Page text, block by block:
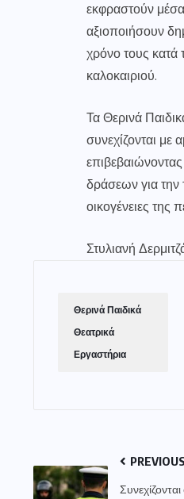
εκφραστούν
αξιοποιήσουν
χρόνο τους κατά
καλοκαιριού.
Τα Θερινά
συνεχίζονται με
δράσεων για την
οικογένειες της
Στυλιανή
Θερινά Παιδικά
Θεατρικά
Εργαστήρια
PREVIOUS